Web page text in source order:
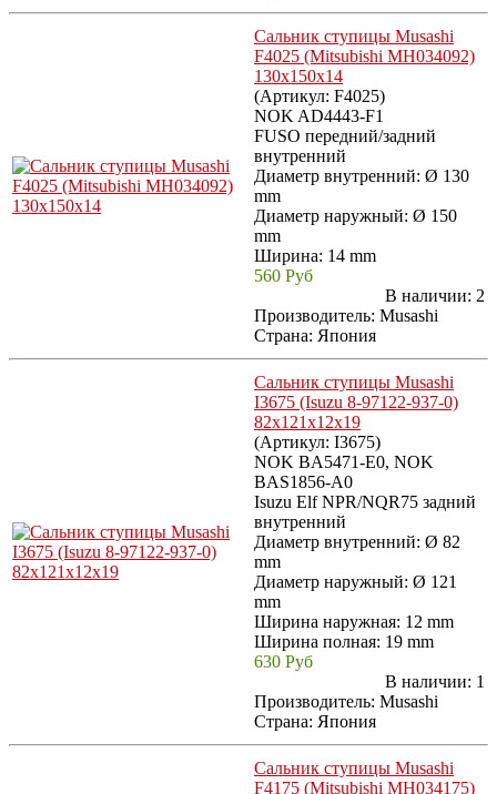
Сальник ступицы Musashi
F4025 (Mitsubishi MH034092)
130x150x14
(Артикул: F4025)
NOK AD4443-F1
FUSO передний/задний
внутренний
Диаметр внутренний: Ø 130
mm
Диаметр наружный: Ø 150
mm
Ширина: 14 mm
560 Руб
В наличии: 2
Производитель: Musashi
Страна: Япония
Сальник ступицы Musashi
I3675 (Isuzu 8-97122-937-0)
82x121x12x19
(Артикул: I3675)
NOK BA5471-E0, NOK
BAS1856-A0
Isuzu Elf NPR/NQR75 задний
внутренний
Диаметр внутренний: Ø 82
mm
Диаметр наружный: Ø 121
mm
Ширина наружная: 12 mm
Ширина полная: 19 mm
630 Руб
В наличии: 1
Производитель: Musashi
Страна: Япония
Сальник ступицы Musashi
F4175 (Mitsubishi MH034175)